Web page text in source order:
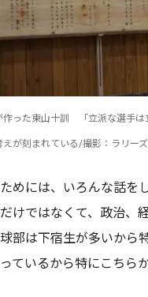
作った東山十訓 「立派な選手は
えが刻まれている/撮影：ラリー
めには、いろんな話を
けではなくて、政治、
部は下宿生が多いから
ているから特にこちら